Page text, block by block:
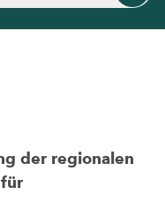
der regionalen